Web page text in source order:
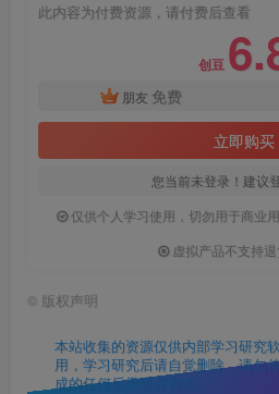
此内容为付费资源，请付费后查看
创豆
朋友 免费
立即购买
您当前未登录！建议
仅供个人学习使用，切勿用于商业
虚拟产品不支持
© 版权声明
本站收集的资源仅供内部学习研究
用，学习研究后请自觉删除，请勿
成的任何后果责任自负。